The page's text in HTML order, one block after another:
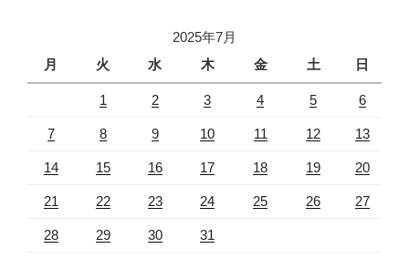
2025年7月
月
火 水 木 金 土 日
1 2 3 4 5 6
7 8 9 10 11 12 13
14 15 16 17 18 19 20
21 22 23 24 25 26 27
28 29 30 31